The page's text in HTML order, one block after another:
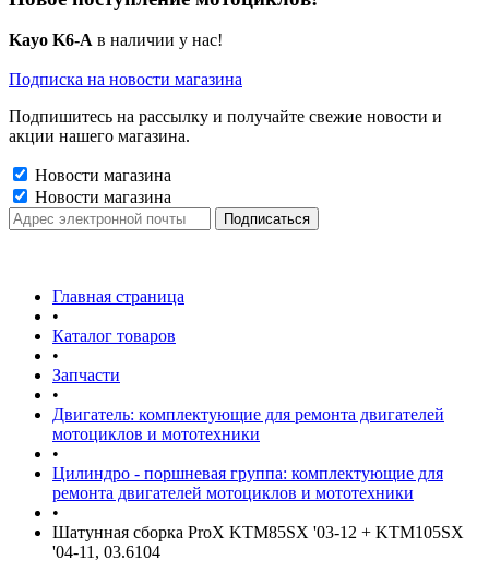
Kayo K6-A в наличии у нас!
Подписка на новости магазина
Подпишитесь на рассылку и получайте свежие новости и
акции нашего магазина.
Новости магазина
Новости магазина
Главная страница
•
Каталог товаров
•
Запчасти
•
Двигатель: комплектующие для ремонта двигателей
мотоциклов и мототехники
•
Цилиндро - поршневая группа: комплектующие для
ремонта двигателей мотоциклов и мототехники
•
Шатунная сборка ProX KTM85SX '03-12 + KTM105SX
'04-11, 03.6104